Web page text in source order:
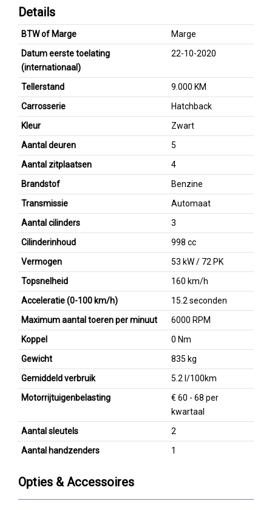
Details
BTW of Marge
Marge
Datum eerste toelating
(internationaal)
22-10-2020
Tellerstand
9.000 KM
Carrosserie
Hatchback
Kleur
Zwart
Aantal deuren
5
Aantal zitplaatsen
4
Brandstof
Benzine
Transmissie
Automaat
Aantal cilinders
3
Cilinderinhoud
998 cc
Vermogen
53 kW / 72 PK
Topsnelheid
160 km/h
Acceleratie (0-100 km/h)
15.2 seconden
Maximum aantal toeren per minuut
6000 RPM
Koppel
0 Nm
Gewicht
835 kg
Gemiddeld verbruik
5.2 l/100km
Motorrijtuigenbelasting
€ 60 - 68 per
kwartaal
Aantal sleutels
2
Aantal handzenders
1
Opties & Accessoires